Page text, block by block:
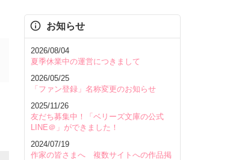
お知らせ
2026/08/04
夏季休業中の運営につきまして
2026/05/25
「ファン登録」名称変更のお知らせ
2025/11/26
友だち募集中！「ベリーズ文庫の公式
LINE＠」ができました！
2024/07/19
作家の皆さまへ 複数サイトへの作品掲